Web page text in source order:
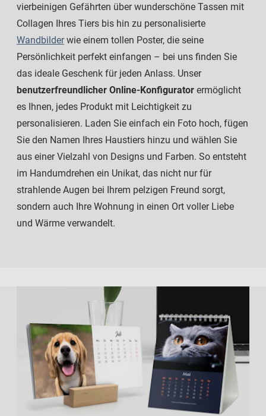
vierbeinigen Gefährten über wunderschöne Tassen mit
Collagen Ihres Tiers bis hin zu personalisierte
Wandbilderwie einem tollen Poster, die seine
Persönlichkeit perfekt einfangen – bei uns finden Sie
das ideale Geschenk für jeden Anlass. Unser
benutzerfreundlicher Online-Konfigurator ermöglicht
es Ihnen, jedes Produkt mit Leichtigkeit zu
personalisieren. Laden Sie einfach ein Foto hoch, fügen
Sie den Namen Ihres Haustiers hinzu und wählen Sie
aus einer Vielzahl von Designs und Farben. So entsteht
im Handumdrehen ein Unikat, das nicht nur für
strahlende Augen bei Ihrem pelzigen Freund sorgt,
sondern auch Ihre Wohnung in einen Ort voller Liebe
und Wärme verwandelt.